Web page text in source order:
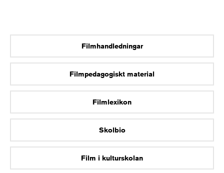
Filmhandledningar
Filmpedagogiskt material
Filmlexikon
Skolbio
Film i kulturskolan